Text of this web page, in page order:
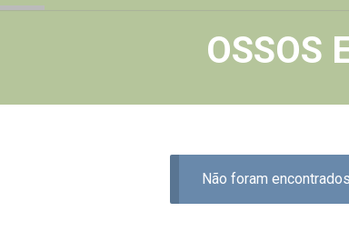
OSSOS
Não foram